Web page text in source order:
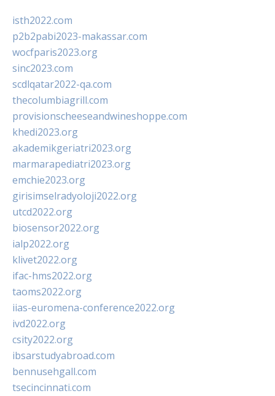
isth2022.com
p2b2pabi2023-makassar.com
wocfparis2023.org
sinc2023.com
scdlqatar2022-qa.com
thecolumbiagrill.com
provisionscheeseandwineshoppe.com
khedi2023.org
akademikgeriatri2023.org
marmarapediatri2023.org
emchie2023.org
girisimselradyoloji2022.org
utcd2022.org
biosensor2022.org
ialp2022.org
klivet2022.org
ifac-hms2022.org
taoms2022.org
iias-euromena-conference2022.org
ivd2022.org
csity2022.org
ibsarstudyabroad.com
bennusehgall.com
tsecincinnati.com